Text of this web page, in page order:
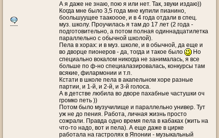
А я даже не знаю, пою я или нет. Так, звуки издаю))
Когда мне было 3,5 года мне купили пианино,
боольшуущее таакооое, и в 4 года отдали в спец.
муз. школу. Проучилась я там до 17 лет (2 года -
подготовительно, а потом полная одиннадцатилетка
параллельно с обычной школой).
Пела в хорах: и в муз. школе, и в обычной, да еще и
во дворце пионеров - да, тогда и такое было
Но
специально вокалом никогда не занималась, я все
больше по ф-но специалазировалась, конкурсы там
всякие, филармонии и т.п.
Кстати в школе пела в акапельном хоре разные
партии, и 1-й, и 2-й, и 3-й голоса.
А в детстве любила во дворе пахабные частушки оч
громко петь ))
Потом было музучилище и параллельно универ. Тут
уж не до пения. Работа, личная жизнь просто
сожрали. Правда одно время пела в кабаках (жить на
что-то надо, вот и пела). А еще даже в цирке
работала на гастролях в Японии - музыкальный